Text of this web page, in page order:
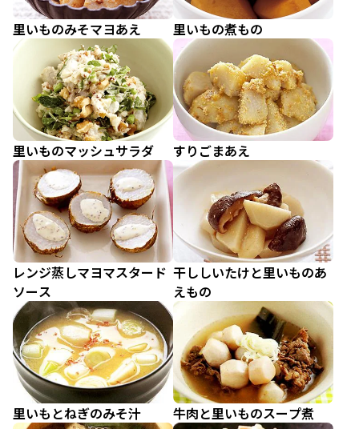
里いものみそマヨあえ 里いもの煮もの
里いものマッシュサラダ すりごまあえ
レンジ蒸しマヨマスタード
ソース
干ししいたけと里いものあ
えもの
里いもとねぎのみそ汁 牛肉と里いものスープ煮